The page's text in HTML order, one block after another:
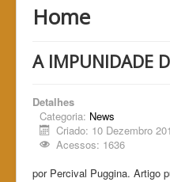
Home
A IMPUNIDADE
Detalhes
Categoria: News
Criado: 10 Dezembro
Acessos: 1636
por Percival Puggina. Artigo